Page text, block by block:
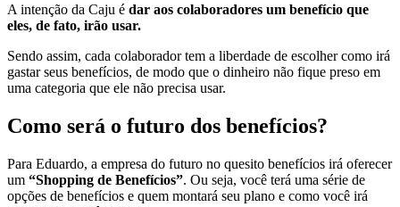
A intenção da Caju é dar aos colaboradores um benefício que
eles, de fato, irão usar.
Sendo assim, cada colaborador tem a liberdade de escolher como irá
gastar seus benefícios, de modo que o dinheiro não fique preso em
uma categoria que ele não precisa usar.
Como será o futuro dos benefícios?
Para Eduardo, a empresa do futuro no quesito benefícios irá oferecer
um “Shopping de Benefícios”. Ou seja, você terá uma série de
opções de benefícios e quem montará seu plano e como você irá